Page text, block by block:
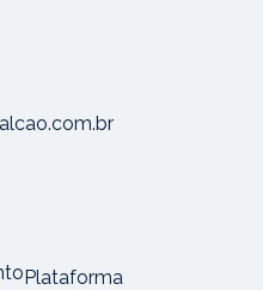
Plataforma